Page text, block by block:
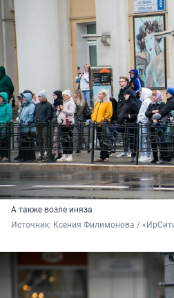
А также возле иняза
Источник: Ксения Филимонова /